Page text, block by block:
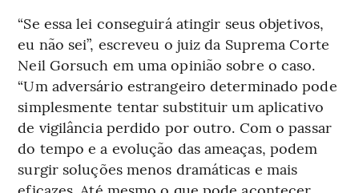
“Se essa lei conseguirá atingir seus objetivos,
eu não sei”, escreveu o juiz da Suprema Corte
Neil Gorsuch em uma opinião sobre o caso.
“Um adversário estrangeiro determinado pode
simplesmente tentar substituir um aplicativo
de vigilância perdido por outro. Com o passar
do tempo e a evolução das ameaças, podem
surgir soluções menos dramáticas e mais